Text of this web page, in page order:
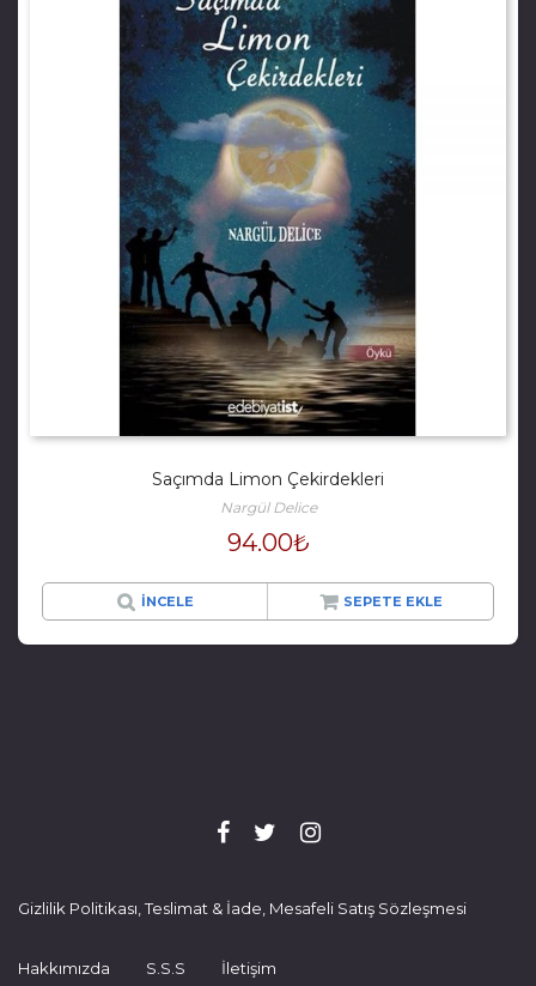
Saçımda Limon Çekirdekleri
Nargül Delice
94.00₺
İNCELE SEPETE EKLE
Gizlilik Politikası, Teslimat & İade, Mesafeli Satış Sözleşmesi
Hakkımızda S.S.S İletişim